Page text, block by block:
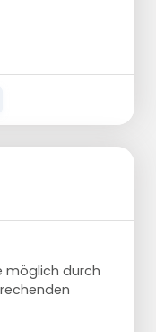
möglich durch